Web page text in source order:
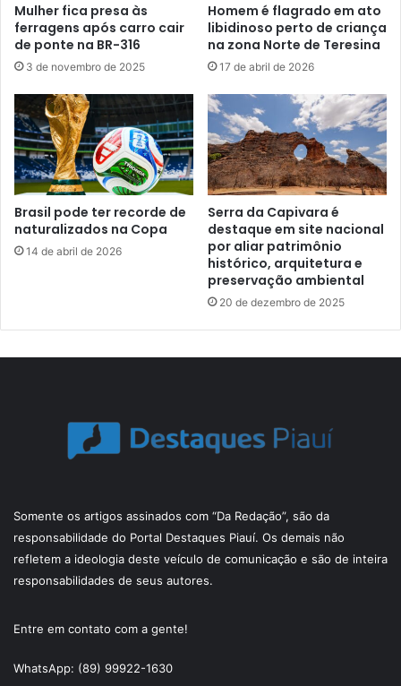
Mulher fica presa às
ferragens após carro cair
de ponte na BR-316
3 de novembro de 2025
Homem é flagrado em ato
libidinoso perto de criança
na zona Norte de Teresina
17 de abril de 2026
Brasil pode ter recorde de
naturalizados na Copa
14 de abril de 2026
Serra da Capivara é
destaque em site nacional
por aliar patrimônio
histórico, arquitetura e
preservação ambiental
20 de dezembro de 2025
Somente os artigos assinados com “Da Redação”, são da
responsabilidade do Portal Destaques Piauí. Os demais não
refletem a ideologia deste veículo de comunicação e são de inteira
responsabilidades de seus autores.
Entre em contato com a gente!
WhatsApp: (89) 99922-1630